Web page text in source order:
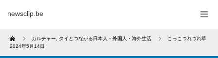
newsclip.be
Home カルチャー タイとつながる日本人・外国人・海外生活
こっこつれづれ草
2024年5月14日